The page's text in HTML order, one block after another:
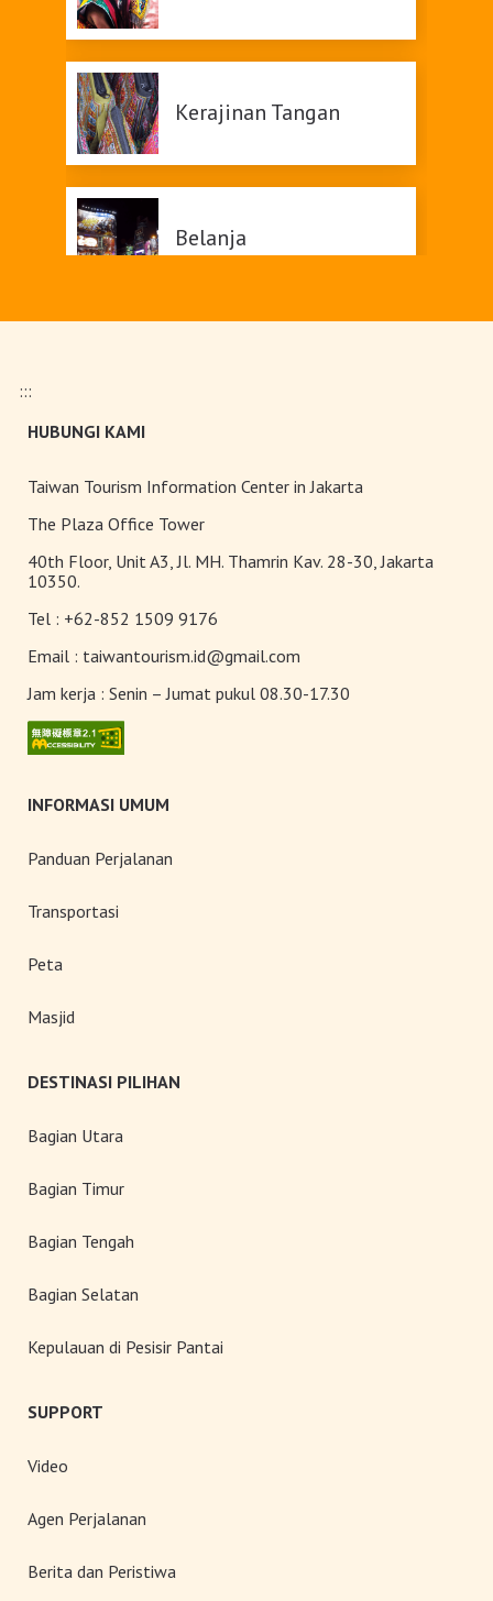
Kerajinan Tangan
Belanja
Teh Kelas Dunia
:::
HUBUNGI KAMI
Taiwan Tourism Information Center in Jakarta
The Plaza Office Tower
40th Floor, Unit A3, Jl. MH. Thamrin Kav. 28-30, Jakarta
10350.
Tel : +62-852 1509 9176
Email : taiwantourism.id@gmail.com
Jam kerja : Senin – Jumat pukul 08.30-17.30
INFORMASI UMUM
Panduan Perjalanan
Transportasi
Peta
Masjid
DESTINASI PILIHAN
Bagian Utara
Bagian Timur
Bagian Tengah
Bagian Selatan
Kepulauan di Pesisir Pantai
SUPPORT
Video
Agen Perjalanan
Berita dan Peristiwa